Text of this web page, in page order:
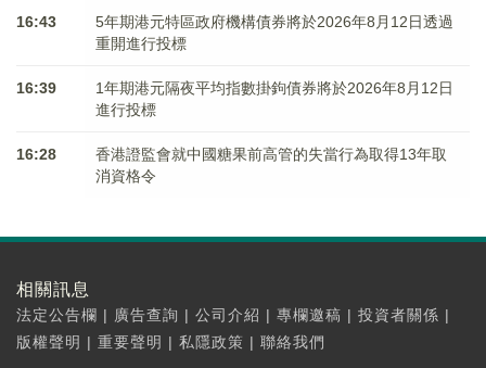
16:43
5年期港元特區政府機構債券將於2026年8月12日透過
重開進行投標
16:39
1年期港元隔夜平均指數掛鉤債券將於2026年8月12日
進行投標
16:28
香港證監會就中國糖果前高管的失當行為取得13年取
消資格令
相關訊息
法定公告欄 | 廣告查詢 | 公司介紹 | 專欄邀稿 | 投資者關係 |
版權聲明 | 重要聲明 | 私隱政策 | 聯絡我們